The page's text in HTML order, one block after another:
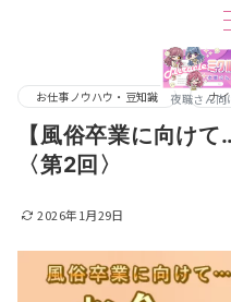
夜職さん向
お仕事ノウハウ・豆知識 ナ
【風俗卒業に向け
〈第2回〉
2026年1月29日